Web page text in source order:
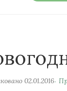
02.01.2016